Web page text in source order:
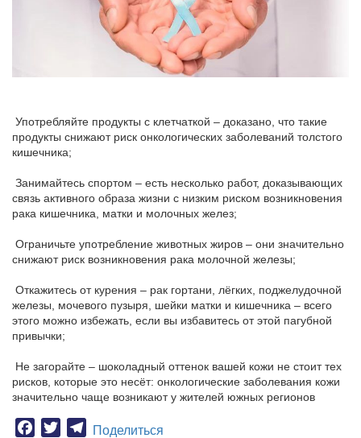
Употребляйте продукты с клетчаткой – доказано, что такие
продукты снижают риск онкологических заболеваний толстого
кишечника;
Занимайтесь спортом – есть несколько работ, доказывающих
связь активного образа жизни с низким риском возникновения
рака кишечника, матки и молочных желез;
Ограничьте употребление животных жиров – они значительно
снижают риск возникновения рака молочной железы;
Откажитесь от курения – рак гортани, лёгких, поджелудочной
железы, мочевого пузыря, шейки матки и кишечника – всего
этого можно избежать, если вы избавитесь от этой пагубной
привычки;
Не загорайте – шоколадный оттенок вашей кожи не стоит тех
рисков, которые это несёт: онкологические заболевания кожи
значительно чаще возникают у жителей южных регионов
Facebook
TwitterTelegram
Поделиться